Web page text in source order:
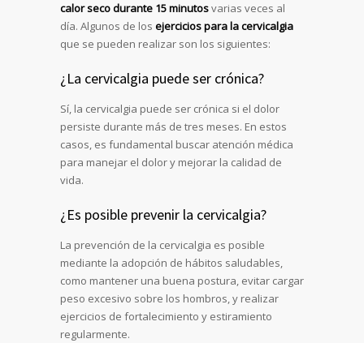
calor seco durante 15 minutosvarias veces al
día. Algunos de los ejercicios para la cervicalgia
que se pueden realizar son los siguientes:
¿La cervicalgia puede ser crónica?
Sí, la cervicalgia puede ser crónica si el dolor
persiste durante más de tres meses. En estos
casos, es fundamental buscar atención médica
para manejar el dolor y mejorar la calidad de
vida.
¿Es posible prevenir la cervicalgia?
La prevención de la cervicalgia es posible
mediante la adopción de hábitos saludables,
como mantener una buena postura, evitar cargar
peso excesivo sobre los hombros, y realizar
ejercicios de fortalecimiento y estiramiento
regularmente.